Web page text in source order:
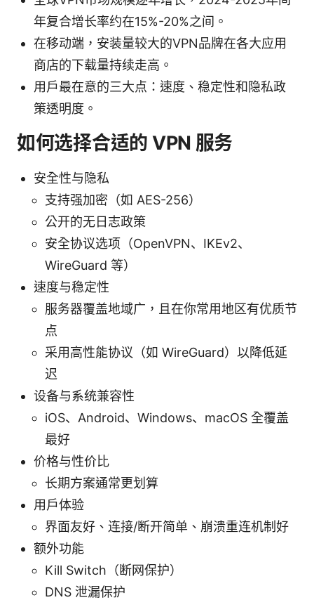
年复合增长率约在15%-20%之间。
在移动端，安装量较大的VPN品牌在各大应用
商店的下载量持续走高。
用户最在意的三大点：速度、稳定性和隐私政
策透明度。
如何选择合适的 VPN 服务
安全性与隐私
支持强加密（如 AES-256）
公开的无日志政策
安全协议选项（OpenVPN、IKEv2、
WireGuard 等）
速度与稳定性
服务器覆盖地域广，且在你常用地区有优质节
点
采用高性能协议（如 WireGuard）以降低延
迟
设备与系统兼容性
iOS、Android、Windows、macOS 全覆盖
最好
价格与性价比
长期方案通常更划算
用户体验
界面友好、连接/断开简单、崩溃重连机制好
额外功能
Kill Switch（断网保护）
DNS 泄漏保护